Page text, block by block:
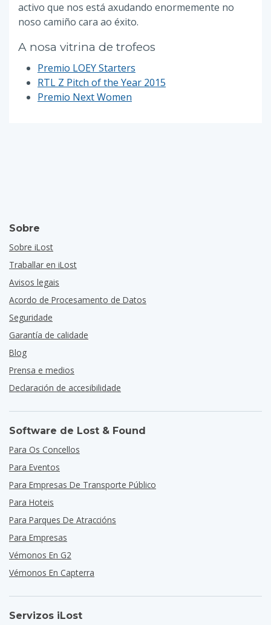
activo que nos está axudando enormemente no
noso camiño cara ao éxito.
A nosa vitrina de trofeos
Premio LOEY Starters
RTL Z Pitch of the Year 2015
Premio Next Women
Sobre
Sobre iLost
Traballar en iLost
Avisos legais
Acordo de Procesamento de Datos
Seguridade
Garantía de calidade
Blog
Prensa e medios
Declaración de accesibilidade
Software de Lost & Found
Para Os Concellos
Para Eventos
Para Empresas De Transporte Público
Para Hoteis
Para Parques De Atraccións
Para Empresas
Vémonos En G2
Vémonos En Capterra
Servizos iLost